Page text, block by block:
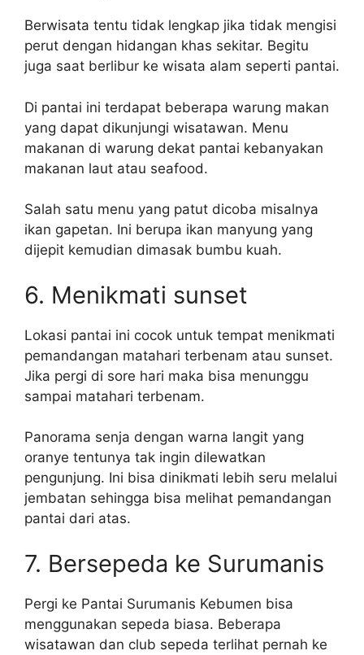
Berwisata tentu tidak lengkap jika tidak mengisi
perut dengan hidangan khas sekitar. Begitu
juga saat berlibur ke wisata alam seperti pantai.
Di pantai ini terdapat beberapa warung makan
yang dapat dikunjungi wisatawan. Menu
makanan di warung dekat pantai kebanyakan
makanan laut atau seafood.
Salah satu menu yang patut dicoba misalnya
ikan gapetan. Ini berupa ikan manyung yang
dijepit kemudian dimasak bumbu kuah.
6. Menikmati sunset
Lokasi pantai ini cocok untuk tempat menikmati
pemandangan matahari terbenam atau sunset.
Jika pergi di sore hari maka bisa menunggu
sampai matahari terbenam.
Panorama senja dengan warna langit yang
oranye tentunya tak ingin dilewatkan
pengunjung. Ini bisa dinikmati lebih seru melalui
jembatan sehingga bisa melihat pemandangan
pantai dari atas.
7. Bersepeda ke Surumanis
Pergi ke Pantai Surumanis Kebumen bisa
menggunakan sepeda biasa. Beberapa
wisatawan dan club sepeda terlihat pernah ke